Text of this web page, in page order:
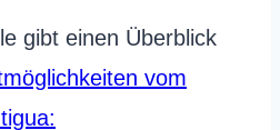
gibt einen Überblick
vom